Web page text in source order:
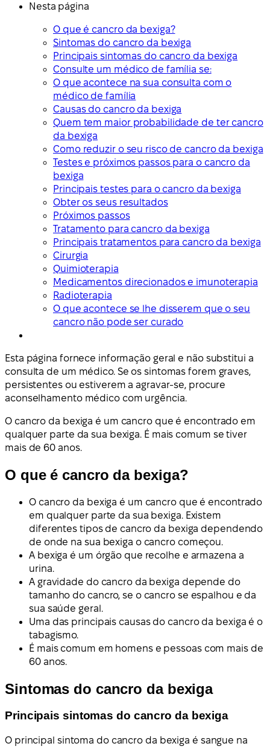
Nesta página
O que é cancro da bexiga?
Sintomas do cancro da bexiga
Principais sintomas do cancro da bexiga
Consulte um médico de família se:
O que acontece na sua consulta com o
médico de família
Causas do cancro da bexiga
Quem tem maior probabilidade de ter cancro
da bexiga
Como reduzir o seu risco de cancro da bexiga
Testes e próximos passos para o cancro da
bexiga
Principais testes para o cancro da bexiga
Obter os seus resultados
Próximos passos
Tratamento para cancro da bexiga
Principais tratamentos para cancro da bexiga
Cirurgia
Quimioterapia
Medicamentos direcionados e imunoterapia
Radioterapia
O que acontece se lhe disserem que o seu
cancro não pode ser curado
Esta página fornece informação geral e não substitui a
consulta de um médico. Se os sintomas forem graves,
persistentes ou estiverem a agravar-se, procure
aconselhamento médico com urgência.
O cancro da bexiga é um cancro que é encontrado em
qualquer parte da sua bexiga. É mais comum se tiver
mais de 60 anos.
O que é cancro da bexiga?
O cancro da bexiga é um cancro que é encontrado
em qualquer parte da sua bexiga. Existem
diferentes tipos de cancro da bexiga dependendo
de onde na sua bexiga o cancro começou.
A bexiga é um órgão que recolhe e armazena a
urina.
A gravidade do cancro da bexiga depende do
tamanho do cancro, se o cancro se espalhou e da
sua saúde geral.
Uma das principais causas do cancro da bexiga é o
tabagismo.
É mais comum em homens e pessoas com mais de
60 anos.
Sintomas do cancro da bexiga
Principais sintomas do cancro da bexiga
O principal sintoma do cancro da bexiga é sangue na